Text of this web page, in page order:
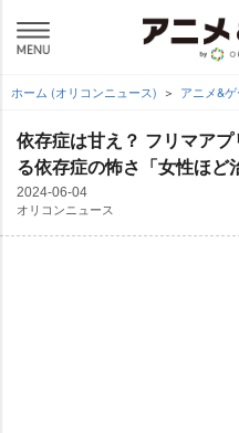
ホーム (オリコンニュース) アニメ&
依存症は甘え？ フリマア
る依存症の怖さ「女性ほど
2024-06-04
オリコンニュース